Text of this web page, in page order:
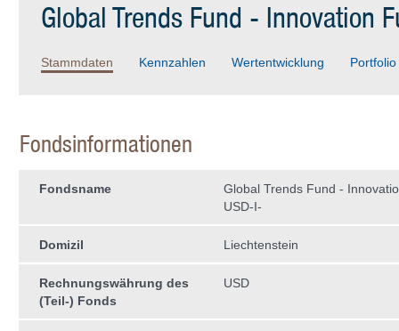
Global Trends Fund - Innovation
Stammdaten Kennzahlen Wertentwicklung Portfolio
Fondsinformationen
Fondsname
Global Trends Fund -
USD-I-
Domizil Liechtenstein
Rechnungswährung des
(Teil-) Fonds
USD